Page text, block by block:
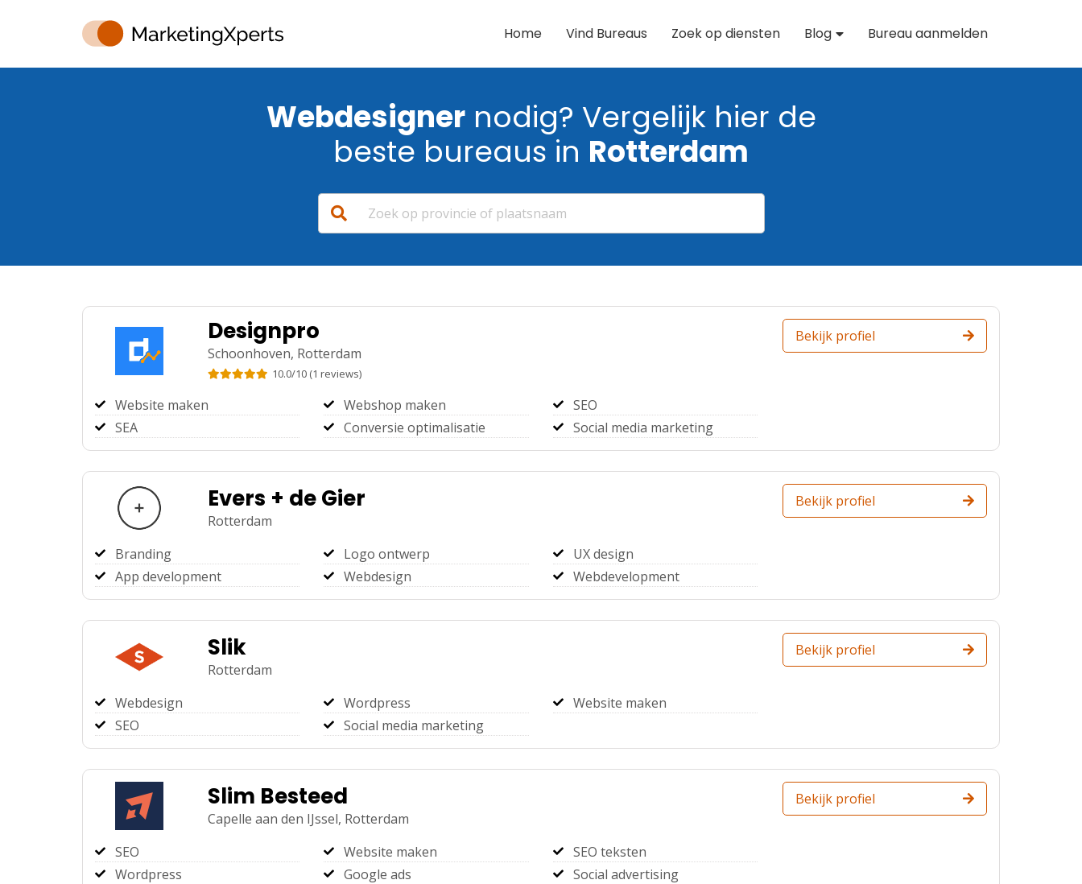
Home Vind Bureaus Zoek op diensten Blog Bureau aanmelden
Webdesignernodig? Vergelijk hier de
beste bureaus in Rotterdam
Designpro
Schoonhoven, Rotterdam
10.0/10 (1 reviews)
Website maken Webshop maken
SEO
SEA
Conversie optimalisatie Social media marketing
Bekijk profiel
Evers + de Gier
Rotterdam
Branding
Logo ontwerp
UX design
App development
Webdesign Webdevelopment
Bekijk profiel
Slik
Rotterdam
Webdesign
Wordpress
Website maken
SEO
Social media marketing
Bekijk profiel
Slim Besteed
Capelle aan den IJssel, Rotterdam
SEO
Website maken
SEO teksten
Wordpress
Google ads Social advertising
Bekijk profiel